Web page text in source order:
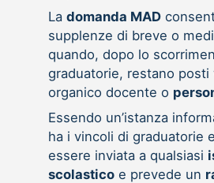
La domanda MAD
supplenze di breve o
quando, dopo lo
graduatorie, restano posti
organico docente o
Essendo un’istanza
ha i vincoli di graduatorie
essere inviata a qualsiasi
scolasticoe prevede un